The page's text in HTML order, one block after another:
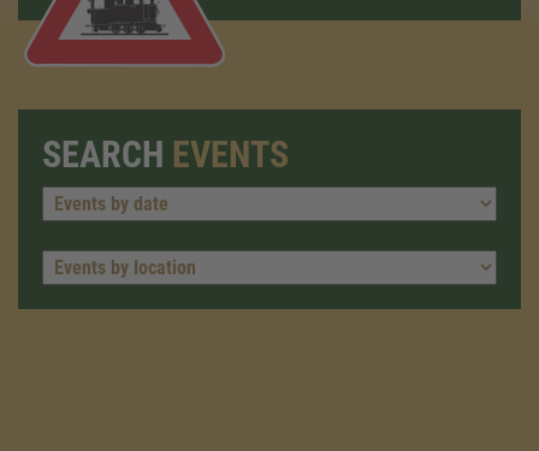
SEARCH EVENTS